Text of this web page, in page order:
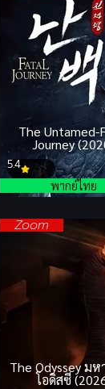
The Untamed-
Journey
5.4
พากย์ไทย
Zoom
The Odyssey มห
โอดิสซี